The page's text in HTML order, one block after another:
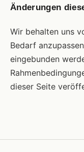
Änderungen
Wir behalten uns
Bedarf
eingebunden
dieser Seite